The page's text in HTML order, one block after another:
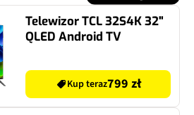
Telewizor TCL 32S4K 32"
QLED Android TV
Kup teraz799 zł